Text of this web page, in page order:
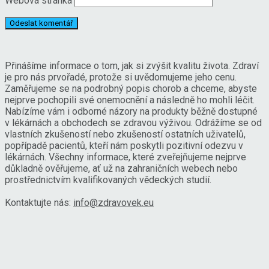
Přinášíme informace o tom, jak si zvýšit kvalitu života. Zdraví
je pro nás prvořadé, protože si uvědomujeme jeho cenu.
Zaměřujeme se na podrobný popis chorob a chceme, abyste
nejprve pochopili své onemocnění a následně ho mohli léčit.
Nabízíme vám i odborné názory na produkty běžně dostupné
v lékárnách a obchodech se zdravou výživou. Odrážíme se od
vlastních zkušeností nebo zkušeností ostatních uživatelů,
popřípadě pacientů, kteří nám poskytli pozitivní odezvu v
lékárnách. Všechny informace, které zveřejňujeme nejprve
důkladně ověřujeme, ať už na zahraničních webech nebo
prostřednictvím kvalifikovaných vědeckých studií.
Kontaktujte nás: info@zdravovek.eu